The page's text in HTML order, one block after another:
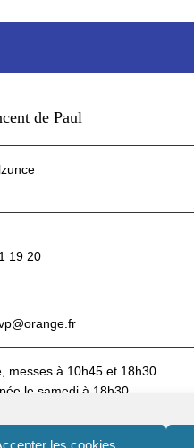
les cookies
de Paul
19 20
messes à 10h45 et 18h30.
le samedi à 18h30.
aux
pendant